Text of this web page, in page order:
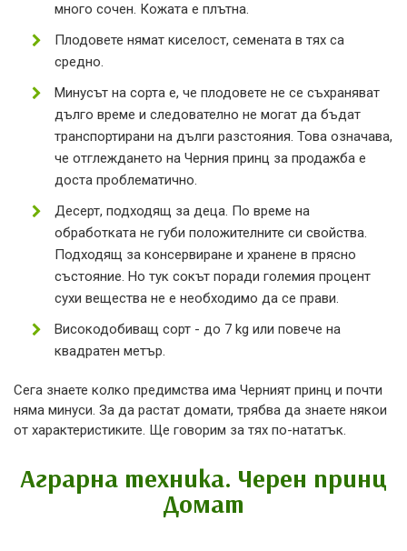
много сочен. Кожата е плътна.
Плодовете нямат киселост, семената в тях са
средно.
Минусът на сорта е, че плодовете не се съхраняват
дълго време и следователно не могат да бъдат
транспортирани на дълги разстояния. Това означава,
че отглеждането на Черния принц за продажба е
доста проблематично.
Десерт, подходящ за деца. По време на
обработката не губи положителните си свойства.
Подходящ за консервиране и хранене в прясно
състояние. Но тук сокът поради големия процент
сухи вещества не е необходимо да се прави.
Високодобиващ сорт - до 7 kg или повече на
квадратен метър.
Сега знаете колко предимства има Черният принц и почти
няма минуси. За да растат домати, трябва да знаете някои
от характеристиките. Ще говорим за тях по-нататък.
Аграрна техника. Черен принц
Домат